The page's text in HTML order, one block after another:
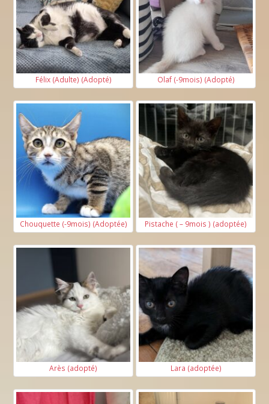
Félix (Adulte) (Adopté) Olaf (-9mois) (Adopté)
Chouquette (-9mois) (Adoptée) Pistache ( – 9mois ) (adoptée)
Arès (adopté) Lara (adoptée)